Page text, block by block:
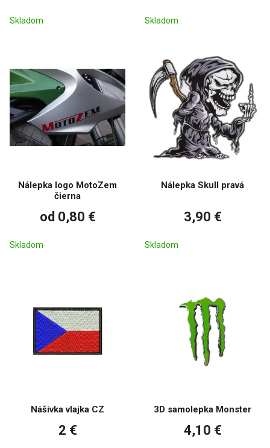
Skladom Skladom
Nálepka logo MotoZem
čierna
od 0,80 €
Skladom
Nálepka Skull pravá
3,90 €
Skladom
Nášivka vlajka CZ
2 €
3D samolepka Monster
4,10 €